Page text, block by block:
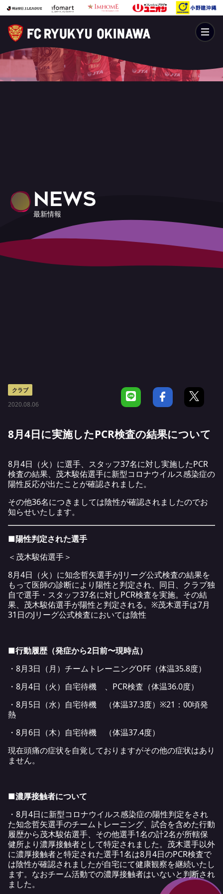
NEWS
最新情報
クラブ
2020.08.06
8月4日に実施したPCR検査の結果について
8月4日（火）に選手、スタッフ37名に対し実施したPCR
検査の結果、茂木駿佑選手に新型コロナウイルス感染症の
陽性反応が出たことが確認されました。
その他36名につきましては陰性が確認されましたのでお
知らせいたします。
■陽性判定された選手
＜茂木駿佑選手＞
8月4日（火）に知念哲矢選手がJリーグ公式検査の結果を
もって医師の診断により陽性と判定され、同日、クラブ独
自で選手・スタッフ37名に対しPCR検査を実施。その結
果、茂木駿佑選手が陽性と判定される。※茂木選手は7月
31日のJリーグ公式検査においては陰性
■行動履歴（発症から2日前〜現時点）
・8月3日（月）チームトレーニングOFF（体温35.8度）
・8月4日（火）自宅待機 、PCR検査（体温36.0度）
・8月5日（水）自宅待機 （体温37.3度）※21：00頃発
熱
・8月6日（木）自宅待機 （体温37.4度）
現在頭痛の症状を自覚しておりますがその他の症状はあり
ません。
■濃厚接触者について
・8月4日に新型コロナウイルス感染症の陽性判定をされ
た知念哲矢選手のチームトレーニング、試合を含めた行動
履歴から茂木駿佑選手、その他選手1名の計2名が所轄保
健所より濃厚接触者として特定されました。茂木選手以外
に濃厚接触者と特定された選手1名は8月4日のPCR検査で
は陰性が確認されましたが自宅にて健康観察を継続いたし
ます。なおチーム活動での濃厚接触者はいないと判断され
ました。